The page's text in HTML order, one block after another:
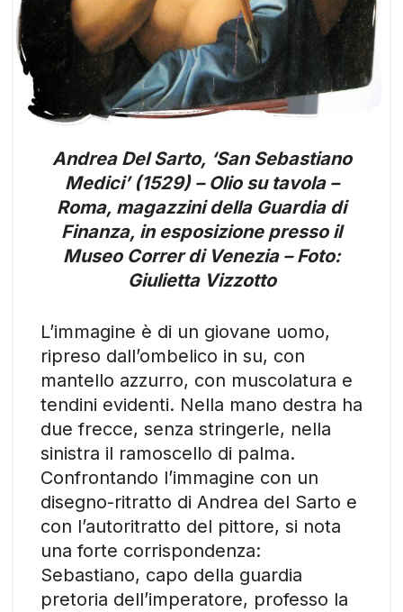
Andrea Del Sarto, ‘San Sebastiano
Medici’ (1529) – Olio su tavola –
Roma, magazzini della Guardia di
Finanza, in esposizione presso il
Museo Correr di Venezia – Foto:
Giulietta Vizzotto
L’immagine è di un giovane uomo,
ripreso dall’ombelico in su, con
mantello azzurro, con muscolatura e
tendini evidenti. Nella mano destra ha
due frecce, senza stringerle, nella
sinistra il ramoscello di palma.
Confrontando l’immagine con un
disegno-ritratto di Andrea del Sarto e
con l’autoritratto del pittore, si nota
una forte corrispondenza:
Sebastiano, capo della guardia
pretoria dell’imperatore, professo la